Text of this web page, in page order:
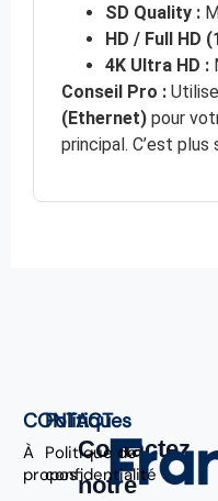
SD Quality :
HD / Full HD
4K Ultra HD :
Conseil Pro :
(Ethernet) pour
principal. C’est plus
CONTACT
À
propos
Politiques
Politique de
confidentialité
Contactez
notre